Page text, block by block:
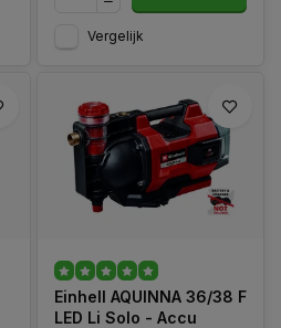
Vergelijk
Einhell AQUINNA 36/38 F
LED Li Solo - Accu